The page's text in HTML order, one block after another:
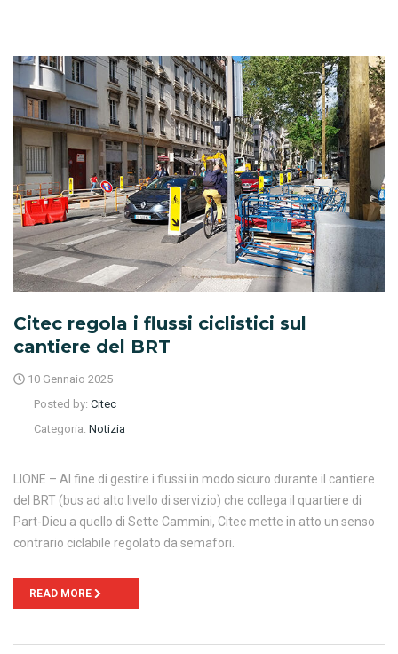
Citec regola i flussi ciclistici sul
cantiere del BRT
10 Gennaio 2025
Posted by: Citec
Categoria: Notizia
LIONE – Al fine di gestire i flussi in modo sicuro durante il cantiere
del BRT (bus ad alto livello di servizio) che collega il quartiere di
Part-Dieu a quello di Sette Cammini, Citec mette in atto un senso
contrario ciclabile regolato da semafori.
READ MORE